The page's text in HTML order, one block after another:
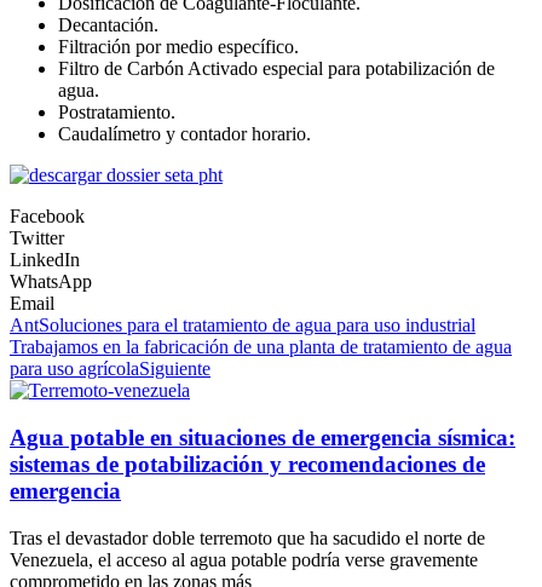
Decantación.
Filtración por medio específico.
Filtro de Carbón Activado especial para potabilización de
agua.
Postratamiento.
Caudalímetro y contador horario.
Facebook
Twitter
LinkedIn
WhatsApp
Email
AntSoluciones para el tratamiento de agua para uso industrial
Trabajamos en la fabricación de una planta de tratamiento de agua
para uso agrícolaSiguiente
Agua potable en situaciones de emergencia sísmica:
sistemas de potabilización y recomendaciones de
emergencia
Tras el devastador doble terremoto que ha sacudido el norte de
Venezuela, el acceso al agua potable podría verse gravemente
comprometido en las zonas más